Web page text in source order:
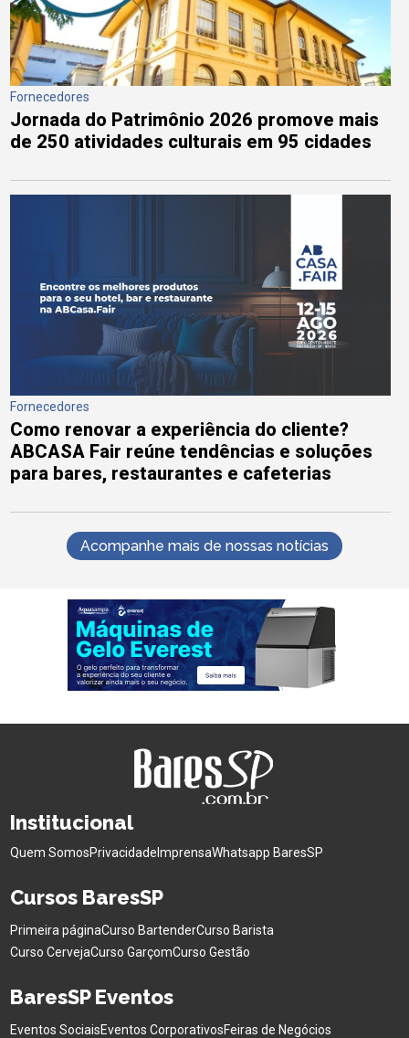
Fornecedores
Jornada do Patrimônio 2026 promove mais
de 250 atividades culturais em 95 cidades
Fornecedores
Como renovar a experiência do cliente?
ABCASA Fair reúne tendências e soluções
para bares, restaurantes e cafeterias
Acompanhe mais de nossas notícias
Institucional
Quem SomosPrivacidade ImprensaWhatsapp BaresSP
Cursos BaresSP
Primeira páginaCurso BartenderCurso Barista
Curso CervejaCurso GarçomCurso Gestão
BaresSP Eventos
Eventos SociaisEventos CorporativosFeiras de Negócios